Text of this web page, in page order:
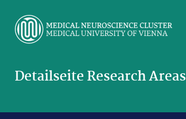
main
Detailseite Research Areas